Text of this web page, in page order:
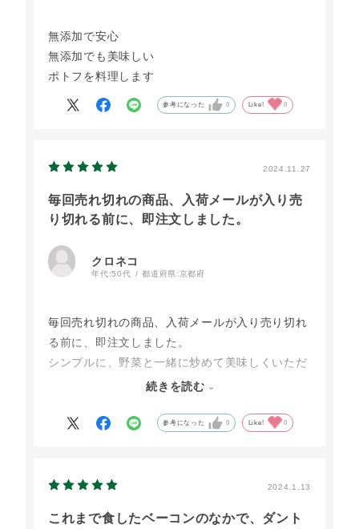
無添加で安心
無添加でも美味しい
ポトフを料理します
参考になった 0 Like! 0
2024.11.27
毎回売れ切れの商品、入荷メールが入り売
り切れる前に、即注文しました。
クロネコ
年代:50代 都道府県:京都府
毎回売れ切れの商品、入荷メールが入り売り切れ
る前に、即注文しました。
シンプルに、野菜と一緒に炒めて美味しくいただ
いと、思います。
続きを読む
参考になった 0 Like! 0
2024.1.13
これまで食したベーコンのなかで、ダント